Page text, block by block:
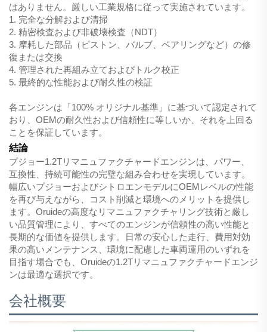
はありません。厳しい工業規格に従って実施されています。
1. 完全な分解および清掃
2. 精密検査および非破壊検査（NDT）
3. 摩耗した部品（ピストン、バルブ、ベアリングなど）の修
復または交換
4. 管理された再組み立ておよびトルク校正
5. 最終的な性能および耐久性の検証
各エンジンは「100% オリジナル基準」に基づいて認定されて
おり、OEMの耐久性および信頼性に等しいか、それを上回る
ことを保証しています。
結論
プジョー1.2Tリマニュファクチャードエンジンは、パワー、
互換性、持続可能性の完璧な組み合わせを実現しています。
幅広いプジョーおよびシトロエンモデルにOEMレベルの性能
を再び与えながら、コスト削減と環境へのメリットを提供し
ます。Oruideの高度なリマニュファクチャリング技術と厳し
い品質管理により、すべてのエンジンが信頼性の高い性能と
長期的な価値を提供します。日常の安心した走行、費用対効
果の高いメンテナンス、環境に配慮した車両運用のいずれを
目指す場合でも、Oruideの1.2Tリマニュファクチャードエンジ
ンは最適な選択です。
会社概要